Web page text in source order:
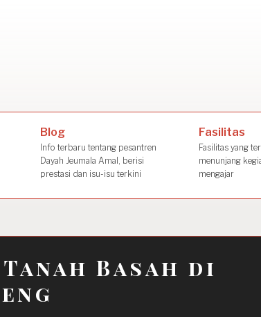
Blog
Info terbaru tentang pesantren
Dayah Jeumala Amal, berisi
prestasi dan isu-isu terkini
Fasilitas
Fasilitas yang
menunjang
mengajar
Basah di